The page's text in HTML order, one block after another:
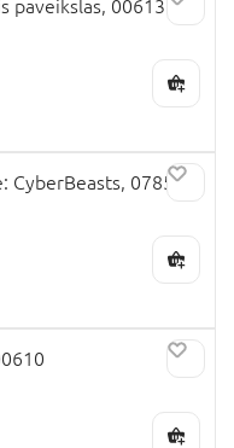
paveikslas, 00613
CyberBeasts, 07850